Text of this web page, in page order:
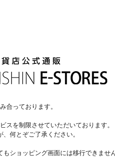
合っております。
スを制限させていただいております。
何とぞご了承ください。
ショッピング画面には移行できませ